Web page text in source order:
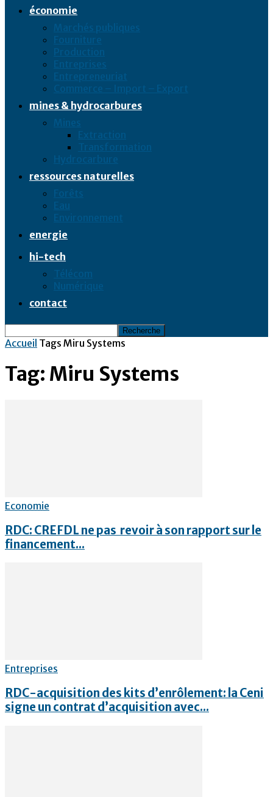
économie
Marchés publiques
Fourniture
Production
Entreprises
Entrepreneuriat
Commerce – Import – Export
mines & hydrocarbures
Mines
Extraction
Transformation
Hydrocarbure
ressources naturelles
Forêts
Eau
Environnement
energie
hi-tech
Télécom
Numérique
contact
Accueil Tags Miru Systems
Tag: Miru Systems
Economie
RDC: CREFDL ne pas revoir à son rapport sur le
financement...
Entreprises
RDC-acquisition des kits d’enrôlement: la Ceni
signe un contrat d’acquisition avec...